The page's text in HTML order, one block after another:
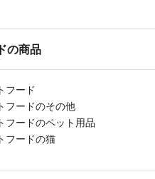
の商品
フード
フードのその他
フードのペット用品
フードの猫